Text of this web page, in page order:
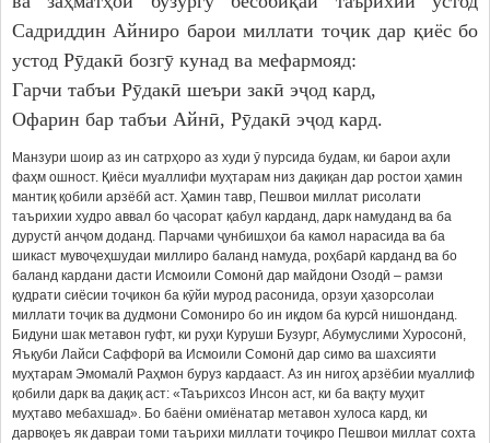
Қонунҳо
Садриддин Айниро барои миллати тоҷик дар қиёс бо
устод Рӯдакӣ бозгӯ кунад ва мефармояд:
Гарчи табъи Рӯдакӣ шеъри закӣ эҷод кард,
Офарин бар табъи Айнӣ, Рӯдакӣ эҷод кард.
Манзури шоир аз ин сатрҳоро аз худи ӯ пурсида будам, ки барои аҳли
фаҳм ошност. Қиёси муаллифи муҳтарам низ дақиқан дар ростои ҳамин
мантиқ қобили арзёбӣ аст. Ҳамин тавр, Пешвои миллат рисолати
таърихии худро аввал бо ҷасорат қабул карданд, дарк намуданд ва ба
дурустӣ анҷом доданд. Парчами ҷунбишҳои ба камол нарасида ва ба
шикаст мувоҷеҳшудаи миллиро баланд намуда, роҳбарӣ карданд ва бо
баланд кардани дасти Исмоили Сомонӣ дар майдони Озодӣ – рамзи
қудрати сиёсии тоҷикон ба кӯйи мурод расонида, орзуи ҳазорсолаи
миллати тоҷик ва дудмони Сомониро бо ин иқдом ба курсӣ нишонданд.
Бидуни шак метавон гуфт, ки руҳи Куруши Бузург, Абумуслими Хуросонӣ,
Яъқуби Лайси Саффорӣ ва Исмоили Сомонӣ дар симо ва шахсияти
муҳтарам Эмомалӣ Раҳмон буруз кардааст. Аз ин нигоҳ арзёбии муаллиф
қобили дарк ва дақиқ аст: «Таърихсоз Инсон аст, ки ба вақту муҳит
муҳтаво мебахшад». Бо баёни омиёнатар метавон хулоса кард, ки
дарвоқеъ як давраи томи таърихи миллати тоҷикро Пешвои миллат сохта